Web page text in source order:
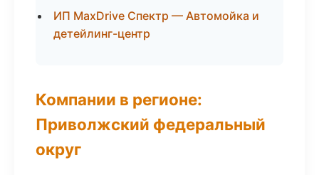
ИП MaxDrive Спектр — Автомойка и
детейлинг-центр
Компании в регионе:
Приволжский федеральный
округ